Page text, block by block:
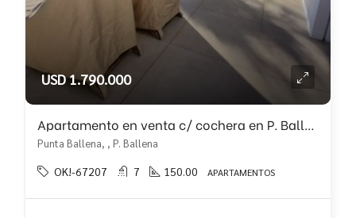
USD 1.790.000
Apartamento en venta c/ cochera en P. Ballena
Punta Ballena, , P. Ballena
OK!-67207 7 150.00 APARTAMENTOS